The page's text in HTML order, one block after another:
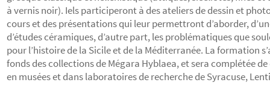
à vernis noir). Iels participeront à des ateliers de dessin et
cours et des présentations qui leur permettront d’aborder,
d’études céramiques, d’autre part, les problématiques que
pour l’histoire de la Sicile et de la Méditerranée. La formation
fonds des collections de Mégara Hyblaea, et sera complétée
en musées et dans laboratoires de recherche de Syracuse,